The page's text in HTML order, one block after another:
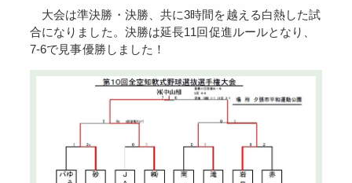
大会は準決勝・決勝、共に3時間を越える白熱した試
合になりました。決勝は延長11回促進ルールとなり、
7-6で見事優勝しました！